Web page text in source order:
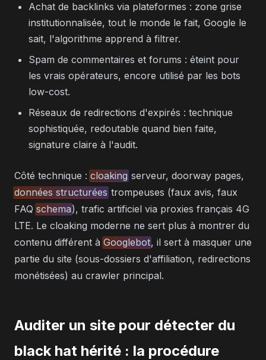
Achat de backlinks via plateformes : zone grise
institutionnalisée, tout le monde le fait, Google le
sait, l'algorithme apprend à filtrer.
Spam de commentaires et forums : éteint pour
les vrais opérateurs, encore utilisé par les bots
low-cost.
Réseaux de redirections d'expirés : technique
sophistiquée, redoutable quand bien faite,
signature claire à l'audit.
Côté technique : cloaking serveur, doorway pages,
données structurées trompeuses (faux avis, faux
FAQ schema), trafic artificiel via proxies français 4G
LTE. Le cloaking moderne ne sert plus à montrer du
contenu différent à Googlebot, il sert à masquer une
partie du site (sous-dossiers d'affiliation, redirections
monétisées) au crawler principal.
Auditer un site pour détecter du
black hat hérité : la procédure